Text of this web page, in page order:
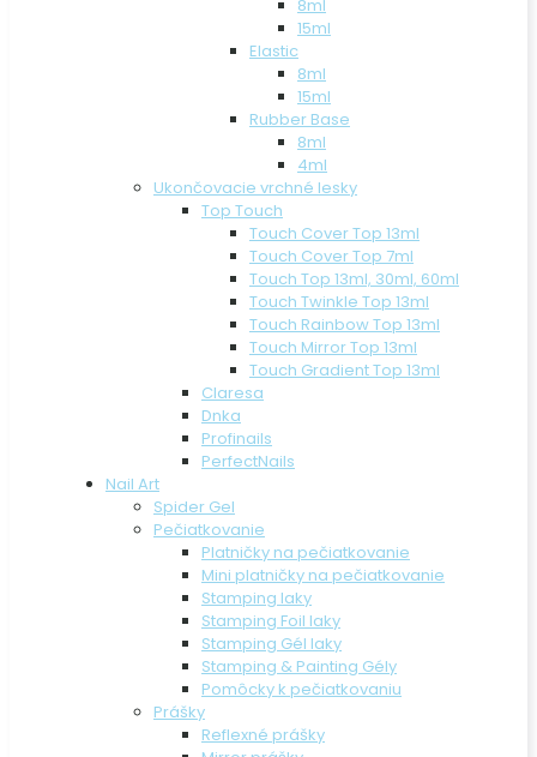
8ml
15ml
Elastic
8ml
15ml
Rubber Base
8ml
4ml
Ukončovacie vrchné lesky
Top Touch
Touch Cover Top 13ml
Touch Cover Top 7ml
Touch Top 13ml, 30ml, 60ml
Touch Twinkle Top 13ml
Touch Rainbow Top 13ml
Touch Mirror Top 13ml
Touch Gradient Top 13ml
Claresa
Dnka
Profinails
PerfectNails
Nail Art
Spider Gel
Pečiatkovanie
Platničky na pečiatkovanie
Mini platničky na pečiatkovanie
Stamping laky
Stamping Foil laky
Stamping Gél laky
Stamping & Painting Gély
Pomôcky k pečiatkovaniu
Prášky
Reflexné prášky